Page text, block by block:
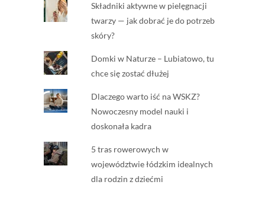
Składniki aktywne w pielęgnacji
twarzy — jak dobrać je do potrzeb
skóry?
Domki w Naturze – Lubiatowo, tu
chce się zostać dłużej
Dlaczego warto iść na WSKZ?
Nowoczesny model nauki i
doskonała kadra
5 tras rowerowych w
województwie łódzkim idealnych
dla rodzin z dziećmi